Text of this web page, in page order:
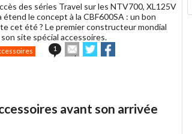
des séries Travel sur les NTV700, XL125V
le concept à la CBF600SA : un bon
cet été ? Le premier constructeur mondial
site spécial accessoires.
1
Envoyer
cet
Partager
sur sur
avant son arrivée